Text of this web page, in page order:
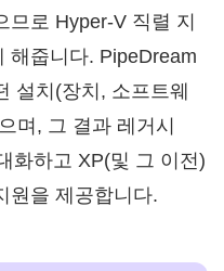
로 Hyper-V 직렬 지
해줍니다. PipeDream
설치(장치, 소프트웨
며, 그 결과 레거시
화하고 XP(및 그 이전)
원을 제공합니다.